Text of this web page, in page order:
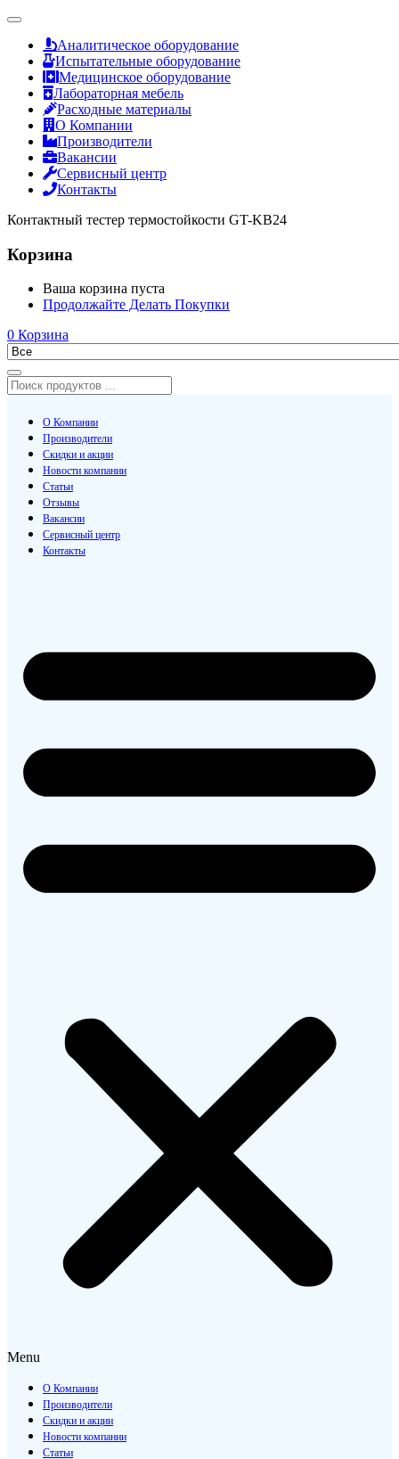
Аналитическое оборудование
Испытательные оборудование
Медицинское оборудование
Лабораторная мебель
Расходные материалы
О Компании
Производители
Вакансии
Сервисный центр
Контакты
Контактный тестер термостойкости GT-KB24
Корзина
Ваша корзина пуста
Продолжайте Делать Покупки
0 Корзина
О Компании
Производители
Скидки и акции
Новости компании
Статьи
Отзывы
Вакансии
Сервисный центр
Контакты
Menu
О Компании
Производители
Скидки и акции
Новости компании
Статьи